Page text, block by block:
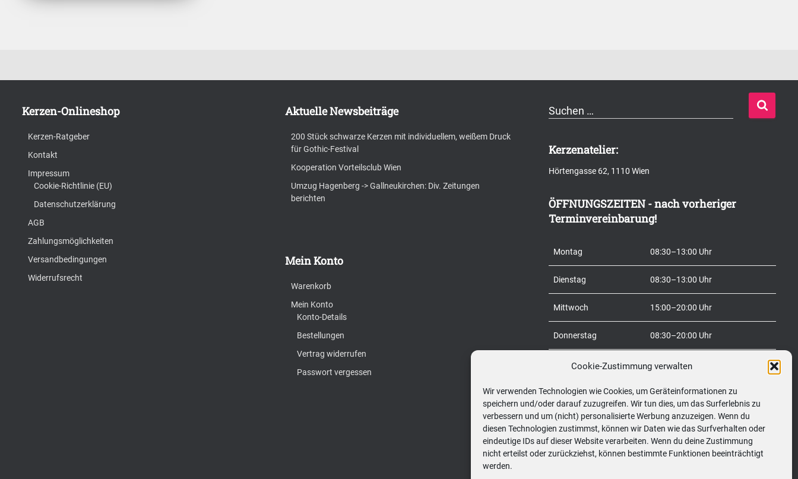
Cookie-Zustimmung verwalten
Wir verwenden Technologien wie Cookies, um Geräteinformationen zu
speichern und/oder darauf zuzugreifen. Wir tun dies, um das Surferlebnis zu
verbessern und um (nicht) personalisierte Werbung anzuzeigen. Wenn du
diesen Technologien zustimmst, können wir Daten wie das Surfverhalten oder
eindeutige IDs auf dieser Website verarbeiten. Wenn du deine Zustimmung
nicht erteilst oder zurückziehst, können bestimmte Funktionen beeinträchtigt
werden.
Kerzen-Onlineshop
Kerzen-Ratgeber
Kontakt
Impressum
Cookie-Richtlinie (EU)
Datenschutzerklärung
AGB
Zahlungsmöglichkeiten
Versandbedingungen
Widerrufsrecht
Aktuelle Newsbeiträge
200 Stück schwarze Kerzen mit individuellem, weißem Druck
für Gothic-Festival
Kooperation Vorteilsclub Wien
Umzug Hagenberg -> Gallneukirchen: Div. Zeitungen
berichten
Mein Konto
Warenkorb
Mein Konto
Konto-Details
Bestellungen
Vertrag widerrufen
Passwort vergessen
S
h
e
n
a
Suchen …
Kerzenatelier:
Hörtengasse 62, 1110 Wien
ÖFFNUNGSZEITEN - nach vorheriger
Terminvereinbarung!
Montag 08:30–13:00 Uhr
Dienstag 08:30–13:00 Uhr
Mittwoch 15:00–20:00 Uhr
Donnerstag 08:30–20:00 Uhr
Freitag 08:30–20:00 Uhr
Samstag 09:00–12:00 Uhr
So geschlossen
Telefon:0699/10548898